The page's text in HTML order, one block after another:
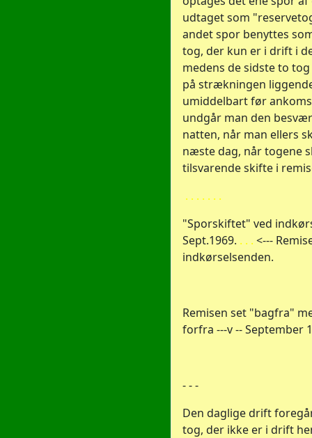
udtaget som
andet spor benyttes
tog, der kun er i drift i
medens de sidste to
på strækningen
umiddelbart før
undgår man den
natten, når man ellers
næste dag, når togene
tilsvarende skifte i
. . . . . . .
"Sporskiftet" ved
Sept.1969. . . . <---
indkørselsenden.
Remisen set "bagfra"
forfra ---v -- September
- - -
Den daglige drift
tog, der ikke er i drift